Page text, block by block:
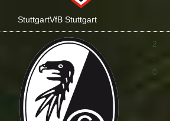
StuttgartVfB Stuttgart
2
:
0